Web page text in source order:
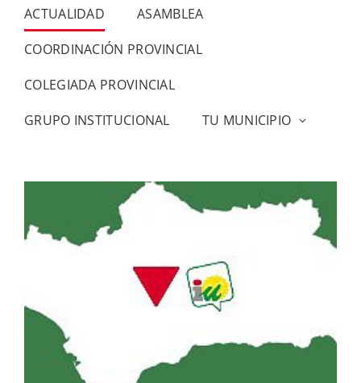
ACTUALIDAD
ASAMBLEA
COORDINACIÓN PROVINCIAL
COLEGIADA PROVINCIAL
GRUPO INSTITUCIONAL
TU MUNICIPIO